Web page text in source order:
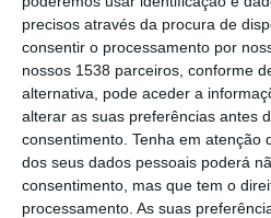
precisos através da procura de
consentir o processamento por
nossos 1538 parceiros, conforme
alternativa, pode aceder a
alterar as suas preferências antes
consentimento. Tenha em atenção
dos seus dados pessoais poderá
consentimento, mas que tem o
processamento. As suas
do despiste de um
Novas que causou
uma criança de 10
fonte da GNR.
O acidente, com alerta
na localidade de